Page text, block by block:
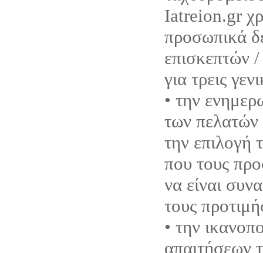
Iatreion.gr
προσωπικά
επισκεπτών
για τρεις
• την
των
την επιλογή
που τους
να είναι
τους
• την
απαιτήσεων